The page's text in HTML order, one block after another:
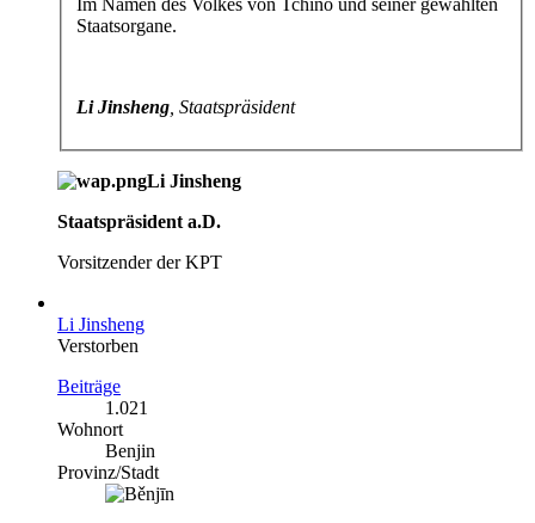
Im Namen des Volkes von Tchino und seiner gewählten
Staatsorgane.
Li Jinsheng, Staatspräsident
Li Jinsheng
Staatspräsident a.D.
Vorsitzender der KPT
Li Jinsheng
Verstorben
Beiträge
1.021
Wohnort
Benjin
Provinz/Stadt